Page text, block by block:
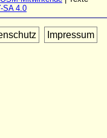
SA 4.0
Impressum